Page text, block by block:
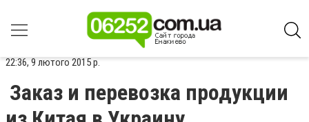
22:36, 9 лютого 2015 р.
Заказ и перевозка продукции